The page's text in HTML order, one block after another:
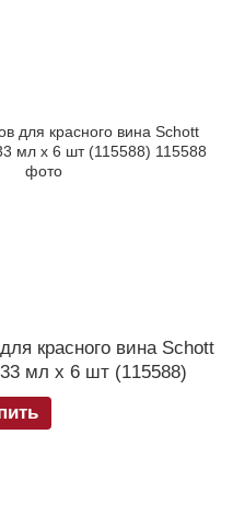
красного вина Schott
мл х 6 шт (115588)